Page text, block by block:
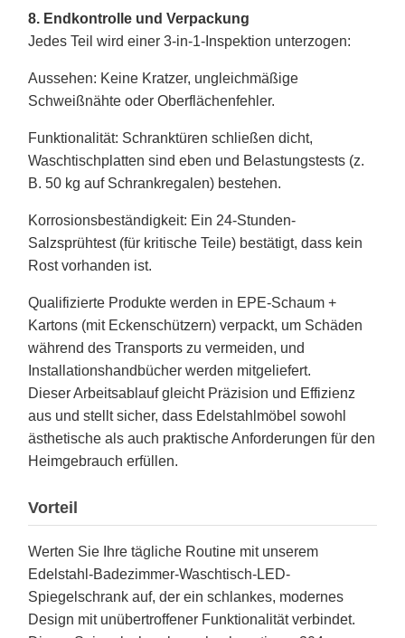
8. Endkontrolle und Verpackung
Jedes Teil wird einer 3-in-1-Inspektion unterzogen:
Aussehen: Keine Kratzer, ungleichmäßige
Schweißnähte oder Oberflächenfehler.
Funktionalität: Schranktüren schließen dicht,
Waschtischplatten sind eben und Belastungstests (z.
B. 50 kg auf Schrankregalen) bestehen.
Korrosionsbeständigkeit: Ein 24-Stunden-
Salzsprühtest (für kritische Teile) bestätigt, dass kein
Rost vorhanden ist.
Qualifizierte Produkte werden in EPE-Schaum +
Kartons (mit Eckenschützern) verpackt, um Schäden
während des Transports zu vermeiden, und
Installationshandbücher werden mitgeliefert.
Dieser Arbeitsablauf gleicht Präzision und Effizienz
aus und stellt sicher, dass Edelstahlmöbel sowohl
ästhetische als auch praktische Anforderungen für den
Heimgebrauch erfüllen.
Vorteil
Werten Sie Ihre tägliche Routine mit unserem
Edelstahl-Badezimmer-Waschtisch-LED-
Spiegelschrank auf, der ein schlankes, modernes
Design mit unübertroffener Funktionalität verbindet.